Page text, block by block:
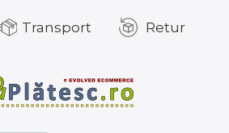
Transport Retur